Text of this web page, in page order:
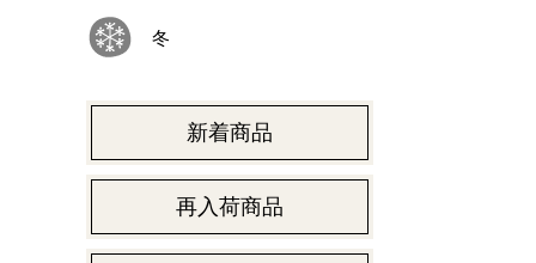
冬
新着商品
再入荷商品